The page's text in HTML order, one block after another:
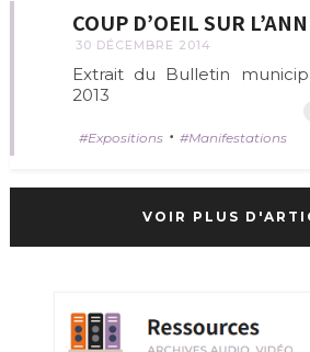
COUP D’OEIL SUR
30 DÉCEMBRE 2014
Extrait du Bulletin
2013
Expositions • Manifestations
VOIR PLUS